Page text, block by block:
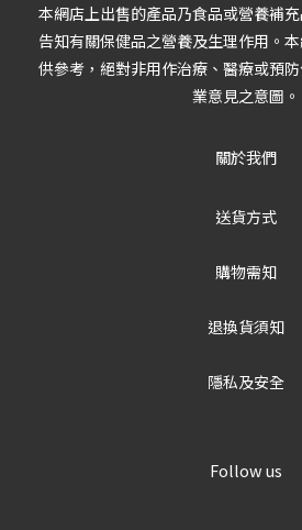
本網店上出售的產品乃食品或營養補
告知有關保健品之營養及生理作用。
供參考，絕對非用作治療、醫療或預
業意見之意圖。
關於我們
送貨方式
購物需知
退換貨須知
隱私及安全
Follow us